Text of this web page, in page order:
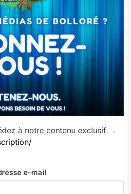
à notre contenu exclusif →
e-mail